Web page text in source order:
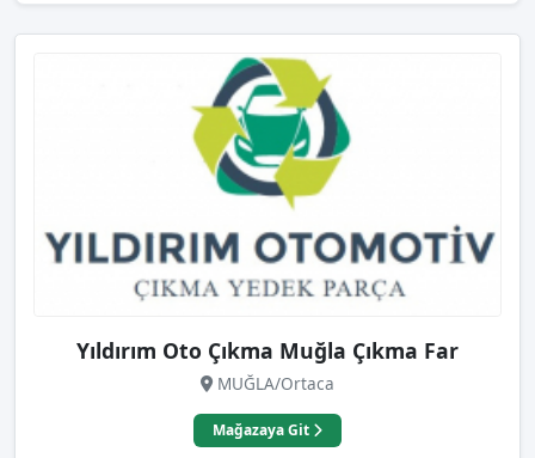
Yıldırım Oto Çıkma Muğla Çıkma Far
MUĞLA/Ortaca
Mağazaya Git